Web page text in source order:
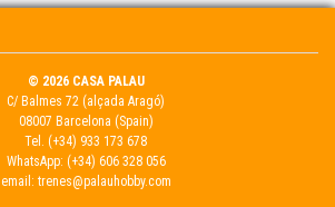
© 2026 CASA PALAU
C/ Balmes 72 (alçada Aragó)
08007 Barcelona (Spain)
Tel. (+34) 933 173 678
WhatsApp: (+34) 606 328 056
email: trenes@palauhobby.com